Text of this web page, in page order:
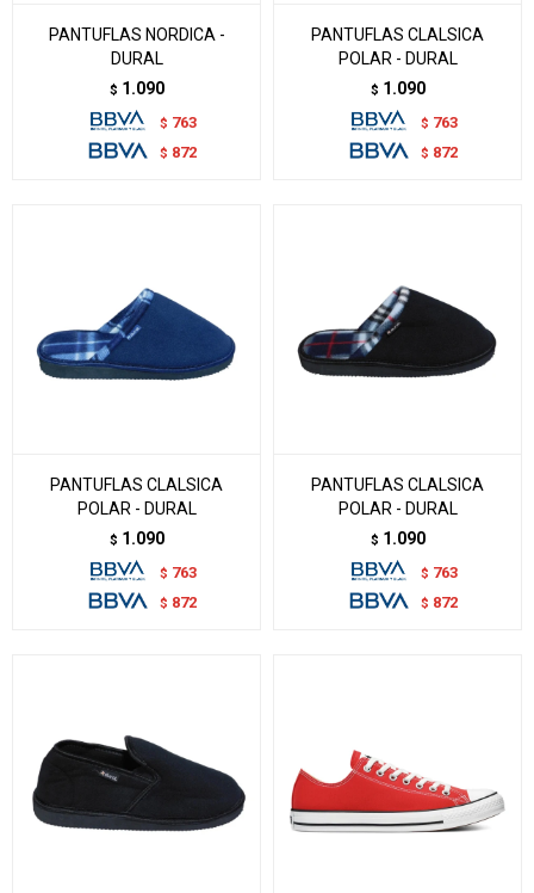
PANTUFLAS NORDICA -
DURAL
$ 1.090
$ 763
$ 872
PANTUFLAS CLALSICA
POLAR - DURAL
$ 1.090
$ 763
$ 872
PANTUFLAS CLALSICA
POLAR - DURAL
$ 1.090
$ 763
$ 872
PANTUFLAS CLALSICA
POLAR - DURAL
$ 1.090
$ 763
$ 872